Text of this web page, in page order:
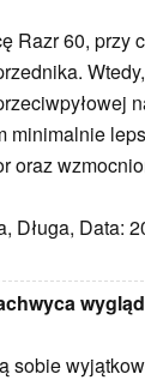
60, przy
minimalnie
Długa, Data:
sobie